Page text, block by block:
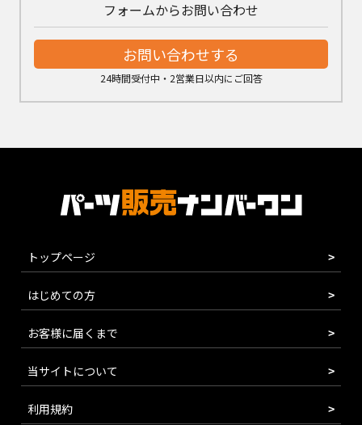
フォームからお問い合わせ
お問い合わせする
24時間受付中・2営業日以内にご回答
トップページ
はじめての方
お客様に届くまで
当サイトについて
利用規約